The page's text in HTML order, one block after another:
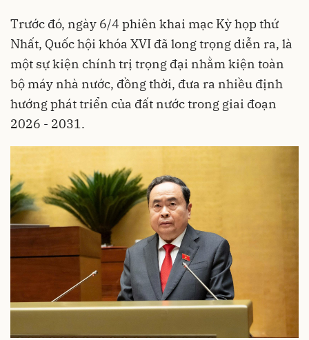
Trước đó, ngày 6/4 phiên khai mạc Kỳ họp thứ
Nhất, Quốc hội khóa XVI đã long trọng diễn ra, là
một sự kiện chính trị trọng đại nhằm kiện toàn
bộ máy nhà nước, đồng thời, đưa ra nhiều định
hướng phát triển của đất nước trong giai đoạn
2026 - 2031.